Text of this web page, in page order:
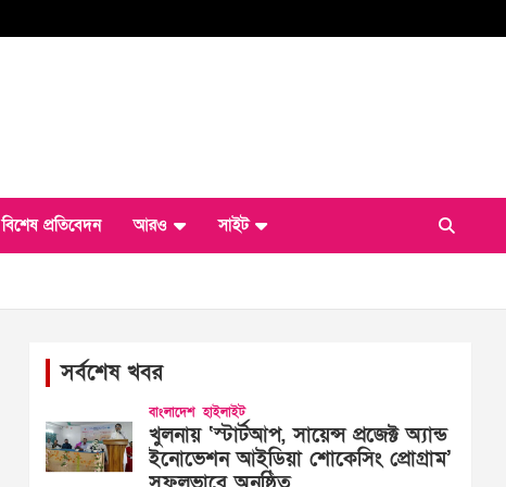
বিশেষ প্রতিবেদন আরও সাইট
সর্বশেষ খবর
বাংলাদেশ হাইলাইট
খুলনায় ‘স্টার্টআপ, সায়েন্স প্রজেক্ট অ্যান্ড
ইনোভেশন আইডিয়া শোকেসিং প্রোগ্রাম’